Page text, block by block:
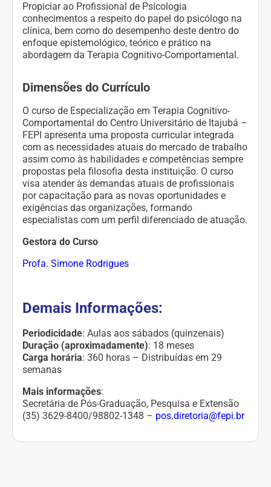
Propiciar ao Profissional de Psicologia
conhecimentos a respeito do papel do psicólogo na
clínica, bem como do desempenho deste dentro do
enfoque epistemológico, teórico e prático na
abordagem da Terapia Cognitivo-Comportamental.
Dimensões do Currículo
O curso de Especialização em Terapia Cognitivo-
Comportamental do Centro Universitário de Itajubá –
FEPI apresenta uma proposta curricular integrada
com as necessidades atuais do mercado de trabalho
assim como às habilidades e competências sempre
propostas pela filosofia desta instituição. O curso
visa atender às demandas atuais de profissionais
por capacitação para as novas oportunidades e
exigências das organizações, formando
especialistas com um perfil diferenciado de atuação.
Gestora do Curso
Profa. Simone Rodrigues
Demais Informações:
Periodicidade: Aulas aos sábados (quinzenais)
Duração (aproximadamente): 18 meses
Carga horária: 360 horas – Distribuídas em 29
semanas
Mais informações:
Secretária de Pós-Graduação, Pesquisa e Extensão
(35) 3629-8400/98802-1348 – pos.diretoria@fepi.br